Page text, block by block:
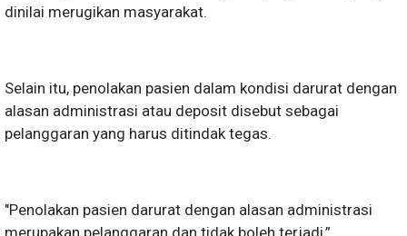
dinilai merugikan masyarakat.
Selain itu, penolakan pasien dalam kondisi darurat dengan
alasan administrasi atau deposit disebut sebagai
pelanggaran yang harus ditindak tegas.
"Penolakan pasien darurat dengan alasan administrasi